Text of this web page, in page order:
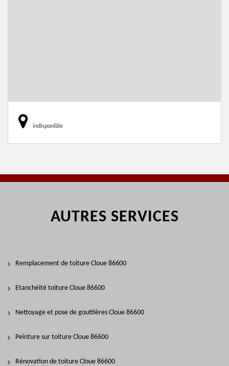
indisponible
AUTRES SERVICES
Remplacement de toiture Cloue 86600
Etanchéité toiture Cloue 86600
Nettoyage et pose de gouttières Cloue 86600
Peinture sur toiture Cloue 86600
Rénovation de toiture Cloue 86600